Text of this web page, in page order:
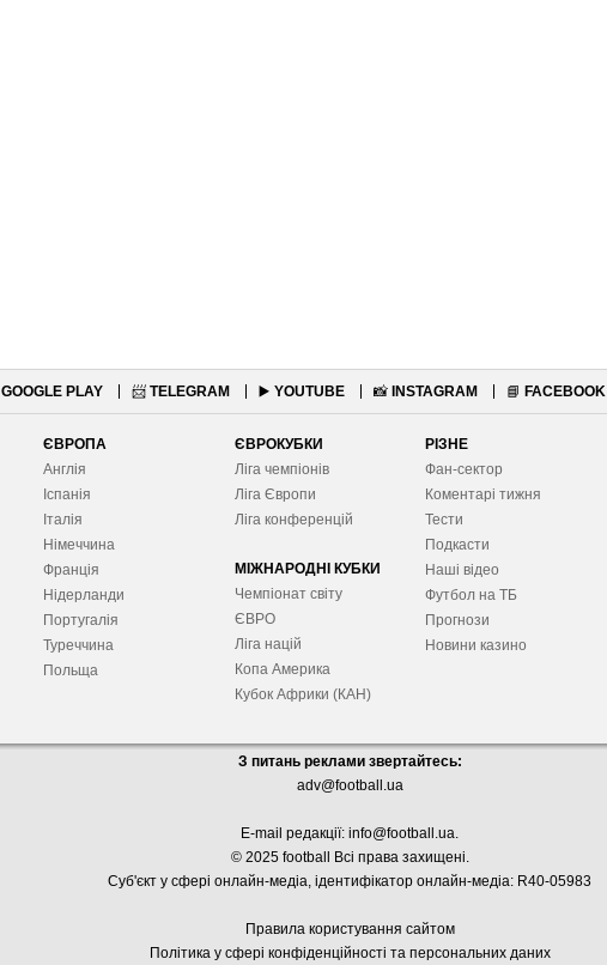
GOOGLE PLAY 📨 TELEGRAM ▶️ YOUTUBE 📸 INSTAGRAM 📘 FACEBOOK
ЄВРОПА
Англія
Іспанія
Італія
Німеччина
Франція
Нідерланди
Португалія
Туреччина
Польща
ЄВРОКУБКИ
Ліга чемпіонів
Ліга Європи
Ліга конференцій
МІЖНАРОДНІ КУБКИ
Чемпіонат світу
ЄВРО
Ліга націй
Копа Америка
Кубок Африки (КАН)
РІЗНЕ
Фан-сектор
Коментарі тижня
Тести
Подкасти
Наші відео
Футбол на ТБ
Прогнози
Новини казино
З питань реклами звертайтесь:
adv@football.ua
E-mail редакції: info@football.ua.
© 2025 football Всі права захищені.
Суб'єкт у сфері онлайн-медіа, ідентифікатор онлайн-медіа: R40-05983
Правила користування сайтом
Політика у сфері конфіденційності та персональних даних